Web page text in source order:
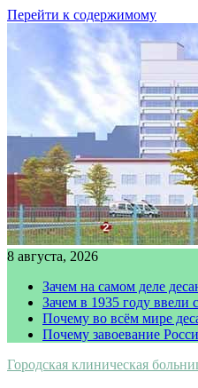
Перейти к содержимому
8 августа, 2026
Зачем на самом деле
Зачем в 1935 году ввели
Почему во всём мире
Почему завоевание
Городская клиническая